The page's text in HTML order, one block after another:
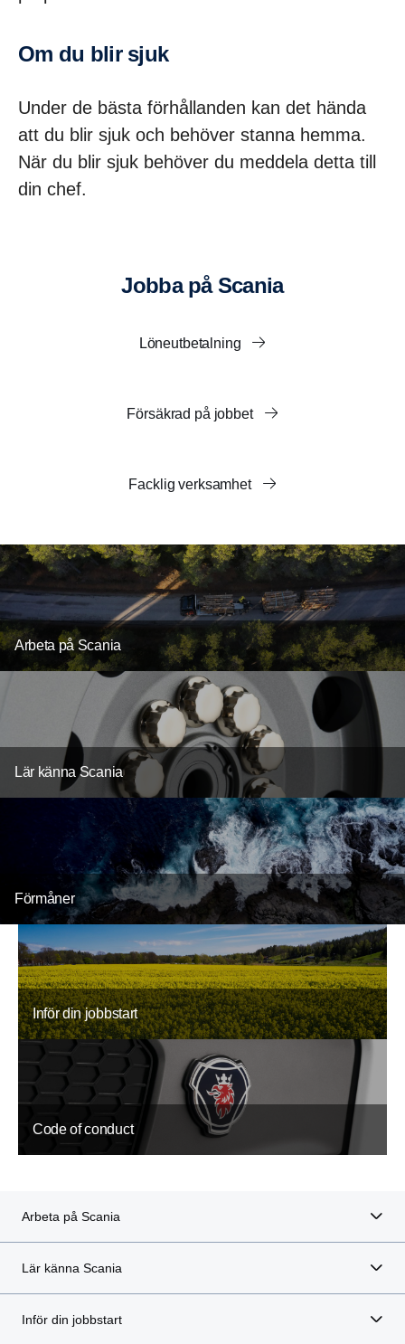
Om du blir sjuk
Under de bästa förhållanden kan det hända
att du blir sjuk och behöver stanna hemma.
När du blir sjuk behöver du meddela detta till
din chef.
Jobba på Scania
Löneutbetalning
Försäkrad på jobbet
Facklig verksamhet
Arbeta på Scania
Lär känna Scania
Förmåner
Inför din jobbstart
Code of conduct
Arbeta på Scania
Lär känna Scania
Inför din jobbstart